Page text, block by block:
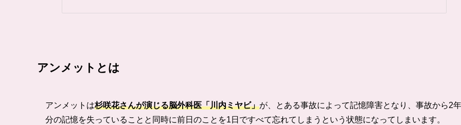
アンメットとは
アンメットは杉咲花さんが演じる脳外科医「川内ミヤビ」が、とある事故によって記憶障害となり、事故から2年
分の記憶を失っていることと同時に前日のことを1日ですべて忘れてしまうという状態になってしまいます。